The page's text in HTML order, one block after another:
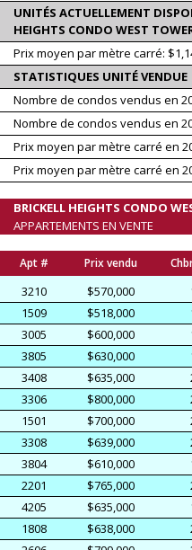
UNITÉS ACTUELLEMENT
HEIGHTS CONDO WEST
Prix moyen par mètre carré:
STATISTIQUES UNITÉ VENDUE
Nombre de condos vendus en
Nombre de condos vendus en
Prix moyen par mètre carré en
Prix moyen par mètre carré en
BRICKELL HEIGHTS CONDO
APPARTEMENTS EN VENTE
Apt # Prix vendu
3210 $570,000
1509
$518,000
3005
$600,000
3805
$630,000
3408
$635,000
3306
$800,000
1501
$700,000
3308
$639,000
3804
$610,000
2201
$765,000
4205
$635,000
1808
$638,000